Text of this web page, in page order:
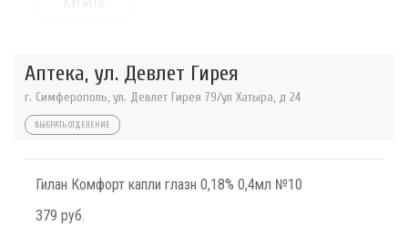
Аптека, ул. Девлет Гирея
г. Симферополь, ул. Девлет Гирея 79/ул Хатыра, д 24
ВЫБРАТЬ ОТДЕЛЕНИЕ
Гилан Комфорт капли глазн 0,18% 0,4мл №10
379 руб.